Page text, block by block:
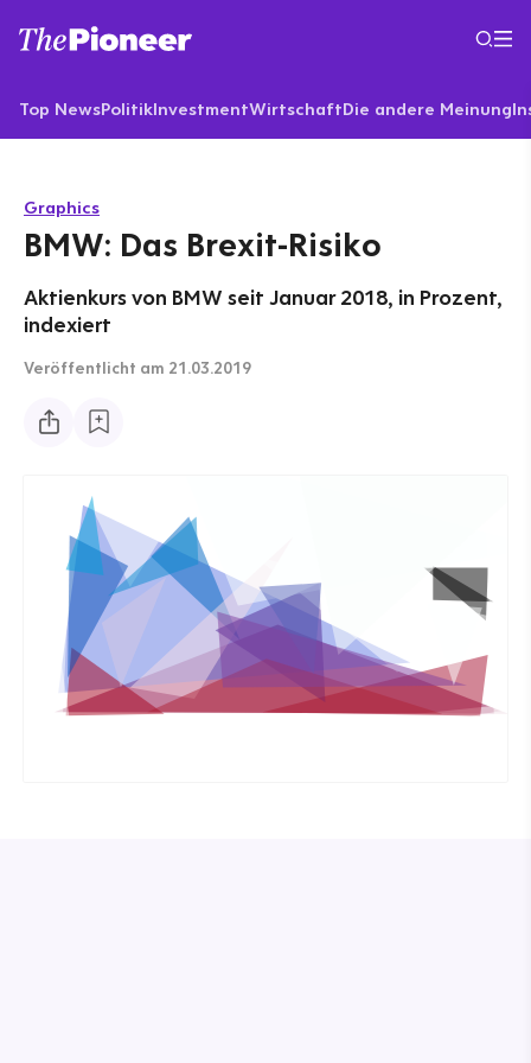
Top NewsPolitikInvestmentWirtschaftDie andere Meinung
Graphics
BMW: Das Brexit-Risiko
Aktienkurs von BMW seit Januar 2018, in Prozent,
indexiert
Veröffentlicht am 21.03.2019